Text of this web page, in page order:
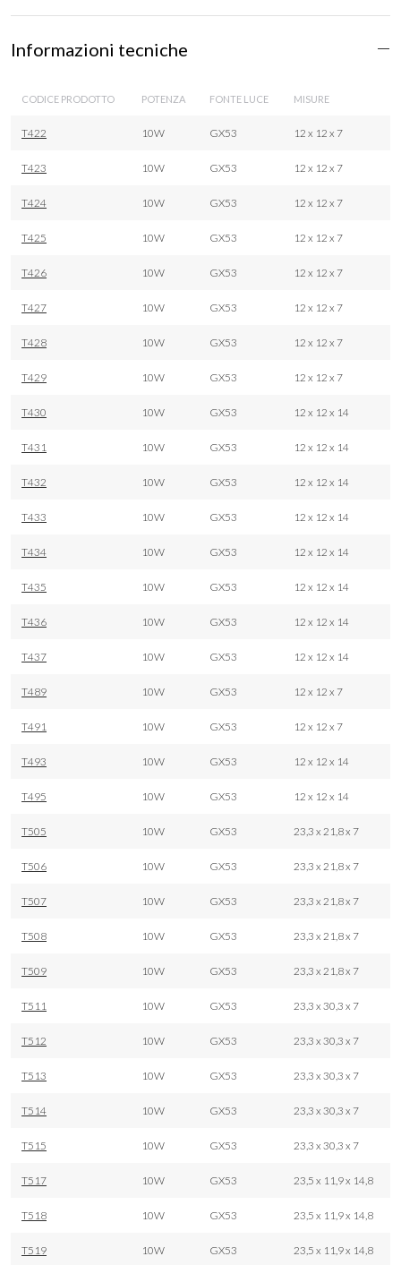
Informazioni tecniche
CODICE PRODOTTO POTENZA FONTE LUCE MISURE
T422 10W GX53 12 x 12 x 7
T423 10W GX53 12 x 12 x 7
T424 10W GX53 12 x 12 x 7
T425 10W GX53 12 x 12 x 7
T426 10W GX53 12 x 12 x 7
T427 10W GX53 12 x 12 x 7
T428 10W GX53 12 x 12 x 7
T429 10W GX53 12 x 12 x 7
T430 10W GX53 12 x 12 x 14
T431 10W GX53 12 x 12 x 14
T432 10W GX53 12 x 12 x 14
T433 10W GX53 12 x 12 x 14
T434 10W GX53 12 x 12 x 14
T435 10W GX53 12 x 12 x 14
T436 10W GX53 12 x 12 x 14
T437 10W GX53 12 x 12 x 14
T489 10W GX53 12 x 12 x 7
T491 10W GX53 12 x 12 x 7
T493 10W GX53 12 x 12 x 14
T495 10W GX53 12 x 12 x 14
T505 10W GX53 23,3 x 21,8 x 7
T506 10W GX53 23,3 x 21,8 x 7
T507 10W GX53 23,3 x 21,8 x 7
T508 10W GX53 23,3 x 21,8 x 7
T509 10W GX53 23,3 x 21,8 x 7
T511 10W GX53 23,3 x 30,3 x 7
T512 10W GX53 23,3 x 30,3 x 7
T513 10W GX53 23,3 x 30,3 x 7
T514 10W GX53 23,3 x 30,3 x 7
T515 10W GX53 23,3 x 30,3 x 7
T517 10W GX53 23,5 x 11,9 x 14,8
T518 10W GX53 23,5 x 11,9 x 14,8
T519 10W GX53 23,5 x 11,9 x 14,8